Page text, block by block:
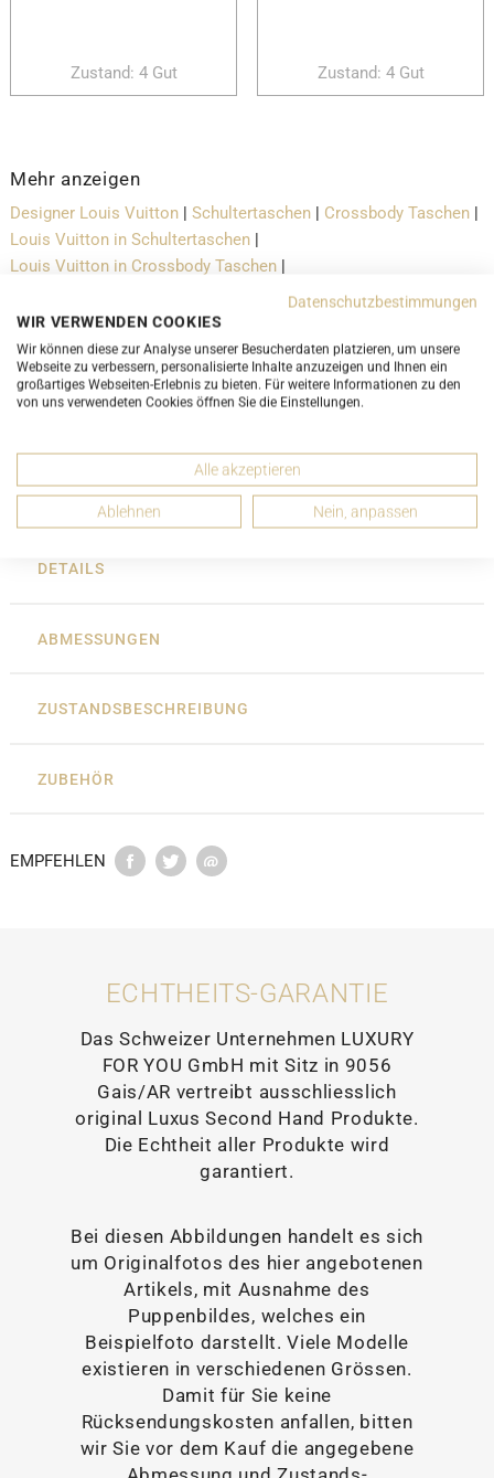
Zustand: 4 Gut Zustand: 4 Gut
Mehr anzeigen
Designer Louis Vuitton Schultertaschen Crossbody Taschen
Louis Vuitton in Schultertaschen
Louis Vuitton in Crossbody Taschen
Crossbody Taschen in der Farbe Braun
Versand- und Lieferbedingungen
DETAILS
ABMESSUNGEN
ZUSTANDSBESCHREIBUNG
ZUBEHÖR
EMPFEHLEN
ECHTHEITS-GARANTIE
Das Schweizer Unternehmen LUXURY
FOR YOU GmbH mit Sitz in 9056
Gais/AR vertreibt ausschliesslich
original Luxus Second Hand Produkte.
Die Echtheit aller Produkte wird
garantiert.
Bei diesen Abbildungen handelt es sich
um Originalfotos des hier angebotenen
Artikels, mit Ausnahme des
Puppenbildes, welches ein
Beispielfoto darstellt. Viele Modelle
existieren in verschiedenen Grössen.
Damit für Sie keine
Rücksendungskosten anfallen, bitten
wir Sie vor dem Kauf die angegebene
Datenschutzbestimmungen
WIR VERWENDEN COOKIES
Wir können diese zur Analyse unserer Besucherdaten platzieren, um unsere
Webseite zu verbessern, personalisierte Inhalte anzuzeigen und Ihnen ein
großartiges Webseiten-Erlebnis zu bieten. Für weitere Informationen zu den
von uns verwendeten Cookies öffnen Sie die Einstellungen.
Alle akzeptieren
Ablehnen Nein, anpassen